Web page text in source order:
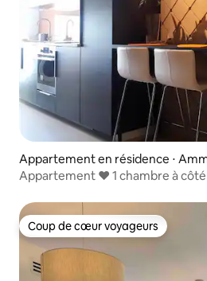
Appartement en résidence ⋅
Appartement ❤️ 1 chambre à
Coup de cœur voyageurs
Coup de cœur voyageurs